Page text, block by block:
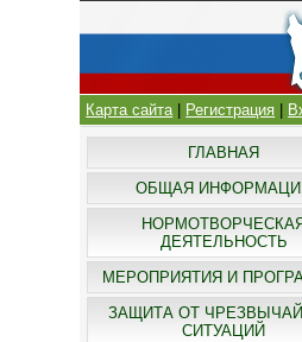
Карта сайта| Регистрация
ГЛАВНАЯ
ОБЩАЯ
ДЕЯТЕЛЬНОСТЬ
МЕРОПРИЯТИЯ И
ЗАЩИТА ОТ
СИТУАЦИЙ